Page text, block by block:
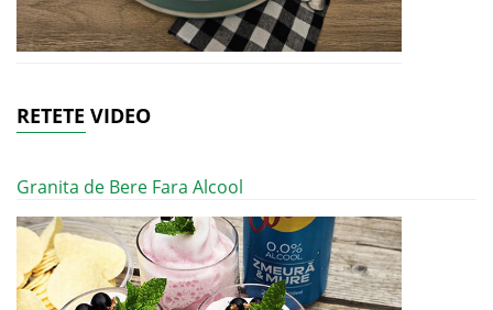
RETETE VIDEO
Granita de Bere Fara Alcool